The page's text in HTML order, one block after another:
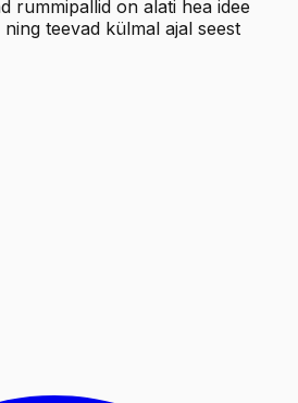
rummipallid on alati hea idee
teevad külmal ajal seest